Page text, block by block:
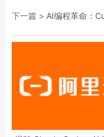
下一篇 > AI编程革命：